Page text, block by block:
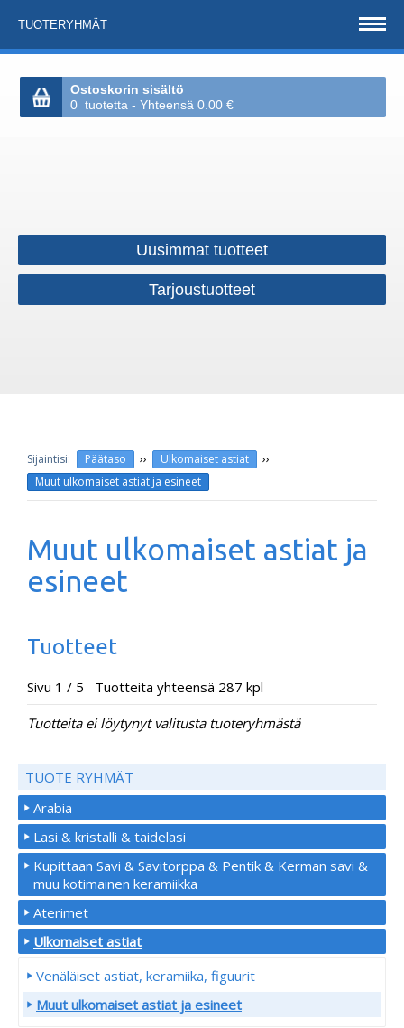
TUOTERYHMÄT
Ostoskorin sisältö
0 tuotetta - Yhteensä 0.00 €
Uusimmat tuotteet
Tarjoustuotteet
Päätaso ›› Ulkomaiset astiat ››
Muut ulkomaiset astiat ja esineet
Muut ulkomaiset astiat ja
esineet
Tuotteet
Sivu 1 / 5 Tuotteita yhteensä 287 kpl
Tuotteita ei löytynyt valitusta tuoteryhmästä
TUOTE RYHMÄT
Arabia
Lasi & kristalli & taidelasi
Kupittaan Savi & Savitorppa & Pentik & Kerman savi &
muu kotimainen keramiikka
Aterimet
Ulkomaiset astiat
Venäläiset astiat, keramiika, figuurit
Muut ulkomaiset astiat ja esineet